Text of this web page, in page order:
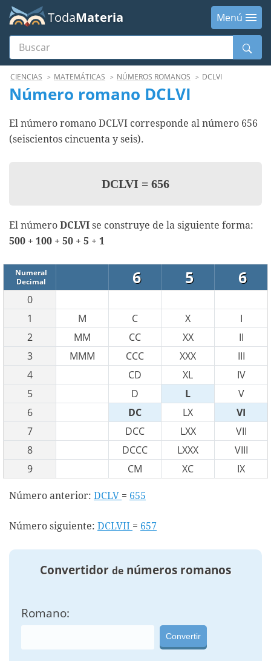
TodaMateria
Menú
Buscar
MenúCIENCIAS MATEMÁTICAS NÚMEROS ROMANOS DCLVI
Número romano DCLVI
El número romano DCLVI corresponde al número 656
(seiscientos cincuenta y seis).
DCLVI = 656
El número DCLVI se construye de la siguiente forma:
500 + 100 + 50 + 5 + 1
Numeral
Decimal
6 5 6
0
1
M C X
I
2
MM CC XX
II
3
MMM CCC XXX
III
4
CD XL
IV
5
D L
V
6
DC LX
VI
7
DCC LXX
VII
8
DCCC LXXX
VIII
9
CM XC IX
Número anterior: DCLV = 655
Número siguiente: DCLVII = 657
Convertidor de números romanos
Romano:
Convertir